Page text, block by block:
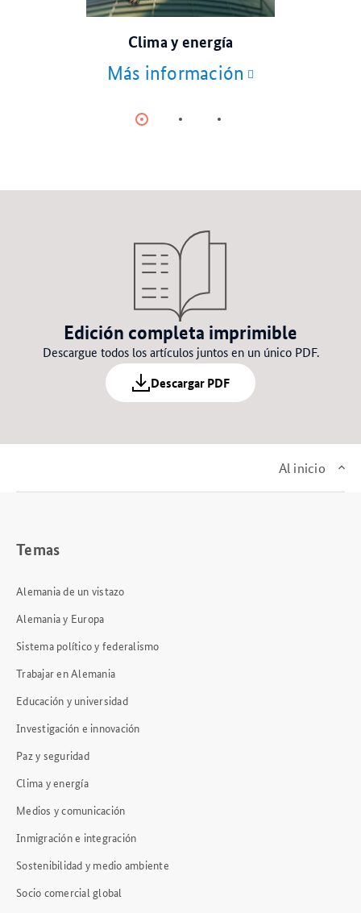
Clima y energía
Más información
Edición completa imprimible
Descargue todos los artículos juntos en un único PDF.
Descargar PDF
Al inicio
Temas
Alemania de un vistazo
Alemania y Europa
Sistema político y federalismo
Trabajar en Alemania
Educación y universidad
Investigación e innovación
Paz y seguridad
Clima y energía
Medios y comunicación
Inmigración e integración
Sostenibilidad y medio ambiente
Socio comercial global